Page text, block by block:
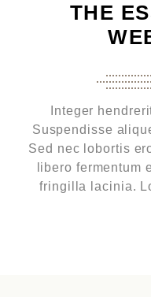
THE
Integer
Suspendisse
Sed nec lobortis
libero fermentum
fringilla lacinia.